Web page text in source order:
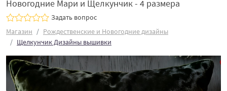
Новогодние Мари и Щелкунчик - 4 размера
Задать вопрос
Магазин
Рождественские и Новогодние дизайны
Щелкунчик Дизайны вышивки